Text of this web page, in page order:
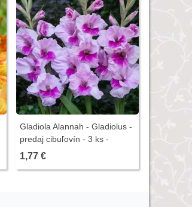
Gladiola Alannah - Gladiolus -
predaj cibuľovín - 3 ks -
ukončený
1,77 €